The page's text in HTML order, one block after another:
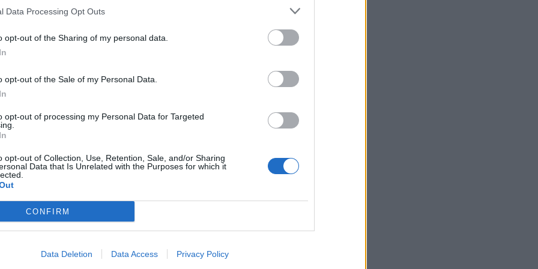
Data Processing Opt Outs
opt-out of the Sharing of my personal data.
opt-out of the Sale of my Personal Data.
opt-out of processing my Personal Data for Targeted
opt-out of Collection, Use, Retention, Sale, and/or Sharing
Data that Is Unrelated with the Purposes for which it
CONFIRM
Data Deletion Data Access Privacy Policy
τότε 1ο Πανελλήνιο Διαγωνισμό Ρομποτικής.
και κάποια μαθήματα
Πληροφορικής, επιλέχθηκαν τα 3 άτομα που
αυτά.
αρχίσει να καταλαβαίνω ότι αυτό θέλω να
στις 14:00 όπως τα άλλα παιδιά,
με την ομάδα. Η πιο καθοριστική στιγμή
ρομποτικής και ταξιδέψαμε στην
Παγκόσμια Ολυμπιάδα Ρομποτικής.
και συνομιλώντας με παιδιά της ηλικίας
είναι ενταγμένη στο εκπαιδευτικό
γίνεται στον τομέα αυτό, πως θέλω
ομάδα με την οποία συμμετείχαμε στην
τον Ιωάννη Παπαδόπουλο και τον Ιάσονα